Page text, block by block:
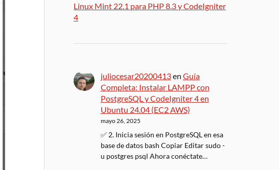
Linux Mint 22.1 para PHP 8.3 y CodeIgniter
4
juliocesar20200413en Guía
Completa: Instalar LAMPP con
PostgreSQL y CodeIgniter 4 en
Ubuntu 24.04 (EC2 AWS)
mayo 26, 2025
✅ 2. Inicia sesión en PostgreSQL en esa
base de datos bash Copiar Editar sudo -
u postgres psql Ahora conéctate…